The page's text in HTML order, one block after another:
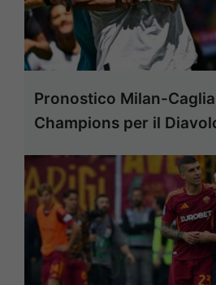
Pronostico Milan-
Champions per il